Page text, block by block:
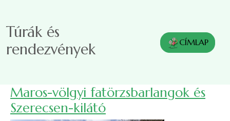
Túrák és
rendezvények
CÍMLAP
Maros-völgyi fatörzsbarlangok és
Szerecsen-kilátó